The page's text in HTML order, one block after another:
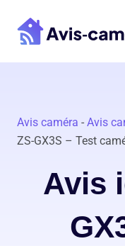
contenu
Avis caméra - Avis
ZS-GX3S – Test
Avis